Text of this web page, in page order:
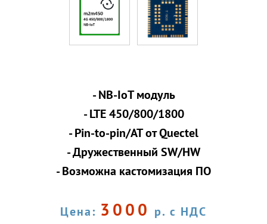
- NB-IoT модуль
- LTE 450/800/1800
- Pin-to-pin/AT от Quectel
- Дружественный SW/HW
- Возможна кастомизация ПО
Цена: 3000 р. с НДС